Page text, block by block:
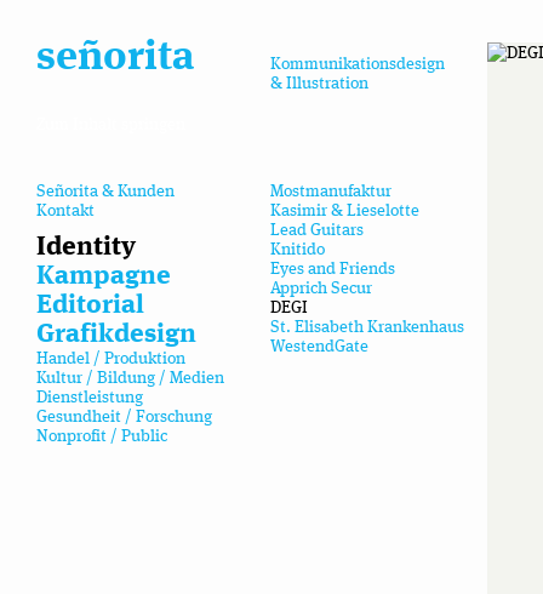
señorita
Kommunikationsdesign
& Illustration
Señorita & Kunden
Kontakt
Identity
Mostmanufaktur
Kasimir & Lieselotte
Lead Guitars
Knitido
Eyes and Friends
Apprich Secur
DEGI
St. Elisabeth Krankenhaus
WestendGate
Kampagne
Editorial
Grafikdesign
Handel / Produktion
Kultur / Bildung / Medien
Dienstleistung
Gesundheit / Forschung
Nonprofit / Public